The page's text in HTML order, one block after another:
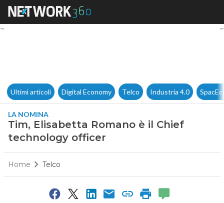
Tim, Elisabetta Romano è il
Ultimi articoli Digital Economy Telco Industria 4.0
LA NOMINA
Tim, Elisabetta Romano è il Chief
technology officer
Home Telco